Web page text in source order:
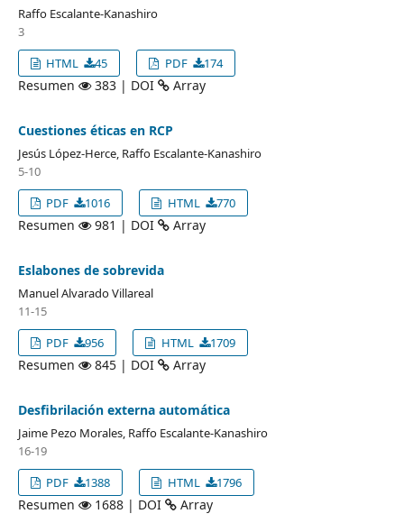
Raffo Escalante-Kanashiro
3
HTML
45 PDF 174
Resumen 383 | DOI Array
Cuestiones éticas en RCP
Jesús López-Herce, Raffo Escalante-Kanashiro
5-10
PDF
1016 HTML 770
Resumen 981 | DOI Array
Eslabones de sobrevida
Manuel Alvarado Villareal
11-15
PDF
956 HTML 1709
Resumen 845 | DOI Array
Desfibrilación externa automática
Jaime Pezo Morales, Raffo Escalante-Kanashiro
16-19
PDF
1388 HTML 1796
Resumen 1688 | DOI Array